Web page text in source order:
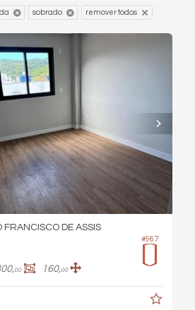
sobrado remover todos
#967
FRANCISCO DE ASSIS
00 160,00